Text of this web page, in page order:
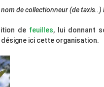
nom de collectionneur (de
de feuilles, lui donnant
ici cette organisation.